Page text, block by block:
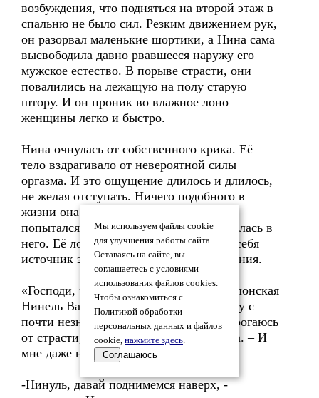
возбуждения, что подняться на второй этаж в
спальню не было сил. Резким движением рук,
он разорвал маленькие шортики, а Нина сама
высвободила давно рвавшееся наружу его
мужское естество. В порыве страсти, они
повалились на лежащую на полу старую
штору. И он проник во влажное лоно
женщины легко и быстро.
Нина очнулась от собственного крика. Её
тело вздрагивало от невероятной силы
оргазма. И это ощущение длилось и длилось,
не желая отступать. Ничего подобного в
жизни она не испытывала. Николай
попытался приподняться, но она вцепилась в
него. Её лоно не желало выпускать из себя
источник этого невероятного наслаждения.
«Господи, что это? Что я делаю? Я, Полонская
Нинель Валерьяновна, валяюсь на полу с
почти незнакомым мне мужиком и содрогаюсь
от страсти, - с ужасом думала женщина. – И
мне даже не стыдно».
-Нинуль, давай поднимемся наверх, -
Мы используем файлы cookie
для улучшения работы сайта.
Оставаясь на сайте, вы
соглашаетесь с условиями
использования файлов cookies.
Чтобы ознакомиться с
Политикой обработки
персональных данных и файлов
cookie, нажмите здесь.
Соглашаюсь